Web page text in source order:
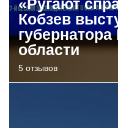
«Ругают
Кобзев
области
5 отзывов